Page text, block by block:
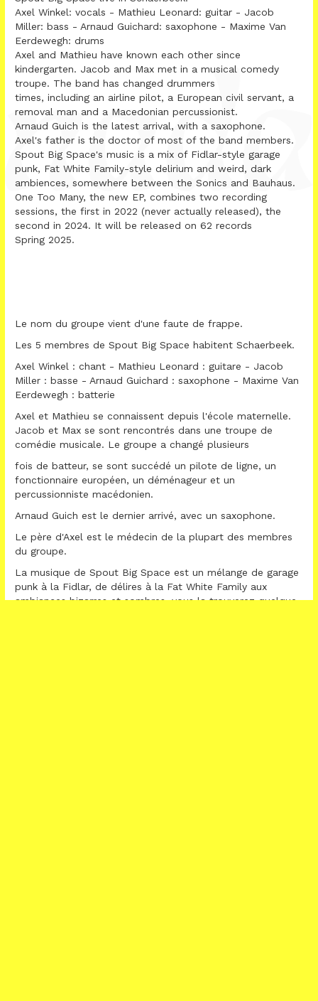
Axel Winkel: vocals - Mathieu Leonard: guitar - Jacob
Miller: bass - Arnaud Guichard: saxophone - Maxime Van
Eerdewegh: drums
Axel and Mathieu have known each other since
kindergarten. Jacob and Max met in a musical comedy
troupe. The band has changed drummers
times, including an airline pilot, a European civil servant, a
removal man and a Macedonian percussionist.
Arnaud Guich is the latest arrival, with a saxophone.
Axel's father is the doctor of most of the band members.
Spout Big Space's music is a mix of Fidlar-style garage
punk, Fat White Family-style delirium and weird, dark
ambiences, somewhere between the Sonics and Bauhaus.
One Too Many, the new EP, combines two recording
sessions, the first in 2022 (never actually released), the
second in 2024. It will be released on 62 records
Spring 2025.
Le nom du groupe vient d'une faute de frappe.
Les 5 membres de Spout Big Space habitent Schaerbeek.
Axel Winkel : chant - Mathieu Leonard : guitare - Jacob
Miller : basse - Arnaud Guichard : saxophone - Maxime Van
Eerdewegh : batterie
Axel et Mathieu se connaissent depuis l'école maternelle.
Jacob et Max se sont rencontrés dans une troupe de
comédie musicale. Le groupe a changé plusieurs
fois de batteur, se sont succédé un pilote de ligne, un
fonctionnaire européen, un déménageur et un
percussionniste macédonien.
Arnaud Guich est le dernier arrivé, avec un saxophone.
Le père d'Axel est le médecin de la plupart des membres
du groupe.
La musique de Spout Big Space est un mélange de garage
punk à la Fidlar, de délires à la Fat White Family aux
ambiances bizarres et sombres, vous la trouverez quelque